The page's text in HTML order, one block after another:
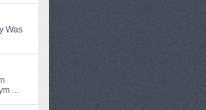
Was
...